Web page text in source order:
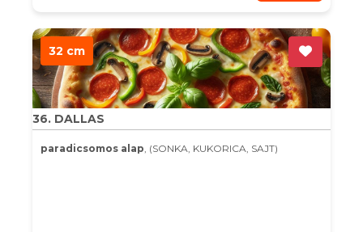
32 cm
36. DALLAS
paradicsomos alap, (SONKA, KUKORICA, SAJT)